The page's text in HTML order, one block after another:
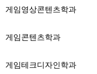
게임영상콘텐츠학과
게임콘텐츠학과
게임테크디자인학과